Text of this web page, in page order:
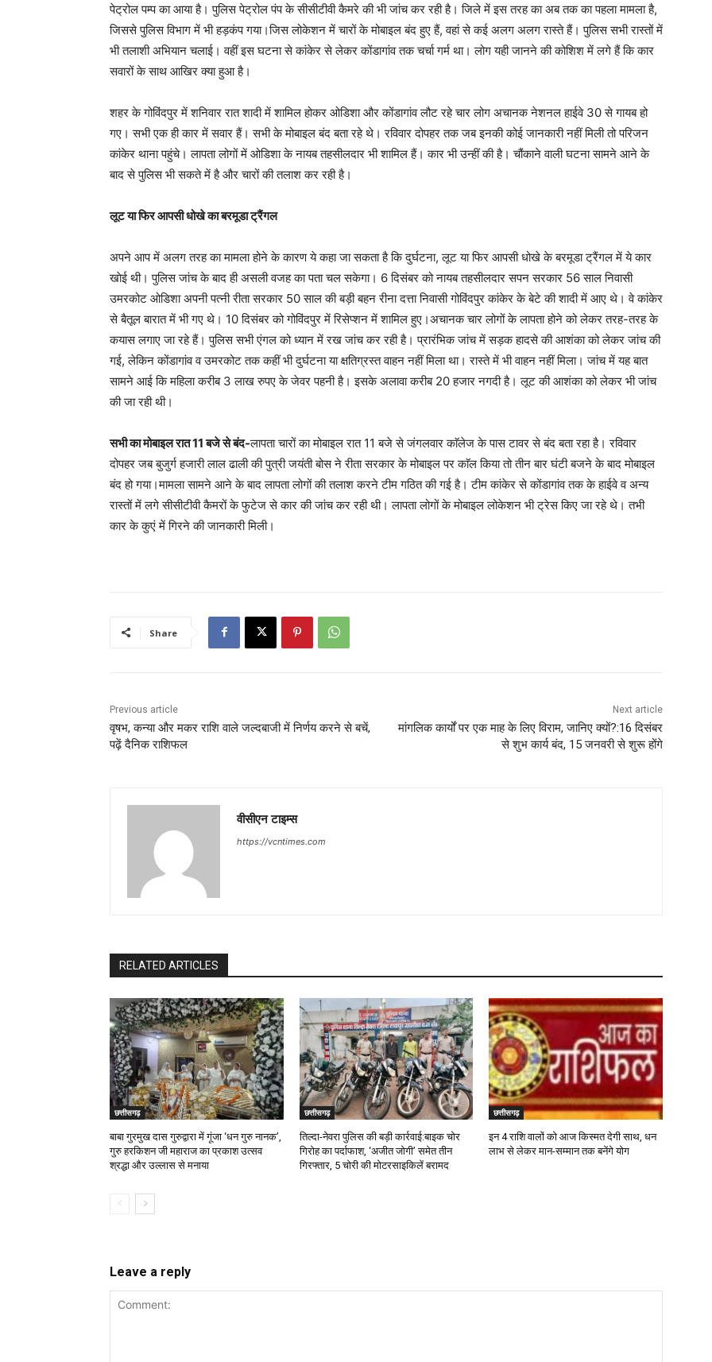
पेट्रोल पम्प का आया है। पुलिस पेट्रोल पंप के सीसीटीवी कैमरे की भी जांच कर रही है। जिले में इस तरह का अब तक का पहला मामला है,
जिससे पुलिस विभाग में भी हड़कंप गया।जिस लोकेशन में चारों के मोबाइल बंद हुए हैं, वहां से कई अलग अलग रास्ते हैं। पुलिस सभी रास्तों में
भी तलाशी अभियान चलाई। वहीं इस घटना से कांकेर से लेकर कोंडागांव तक चर्चा गर्म था। लोग यही जानने की कोशिश में लगे हैं कि कार
सवारों के साथ आखिर क्या हुआ है।
शहर के गोविंदपुर में शनिवार रात शादी में शामिल होकर ओडिशा और कोंडागांव लौट रहे चार लोग अचानक नेशनल हाईवे 30 से गायब हो
गए। सभी एक ही कार में सवार हैं। सभी के मोबाइल बंद बता रहे थे। रविवार दोपहर तक जब इनकी कोई जानकारी नहीं मिली तो परिजन
कांकेर थाना पहुंचे। लापता लोगों में ओडिशा के नायब तहसीलदार भी शामिल हैं। कार भी उन्हीं की है। चौंकाने वाली घटना सामने आने के
बाद से पुलिस भी सकते में है और चारों की तलाश कर रही है।
लूट या फिर आपसी धोखे का बरमूडा ट्रैंगल
अपने आप में अलग तरह का मामला होने के कारण ये कहा जा सकता है कि दुर्घटना, लूट या फिर आपसी धोखे के बरमूडा ट्रैंगल में ये कार
खाेई थी। पुलिस जांच के बाद ही असली वजह का पता चल सकेगा। 6 दिसंबर को नायब तहसीलदार सपन सरकार 56 साल निवासी
उमरकोट ओडिशा अपनी पत्नी रीता सरकार 50 साल की बड़ी बहन रीना दत्ता निवासी गोविंदपुर कांकेर के बेटे की शादी में आए थे। वे कांकेर
से बैतूल बारात में भी गए थे। 10 दिसंबर को गोविंदपुर में रिसेप्शन में शामिल हुए।अचानक चार लोगों के लापता होने को लेकर तरह-तरह के
कयास लगाए जा रहे हैं। पुलिस सभी एंगल को ध्यान में रख जांच कर रही है। प्रारंभिक जांच में सड़क हादसे की आशंका को लेकर जांच की
गई, लेकिन कोंडागांव व उमरकोट तक कहीं भी दुर्घटना या क्षतिग्रस्त वाहन नहीं मिला था। रास्ते में भी वाहन नहीं मिला। जांच में यह बात
सामने आई कि महिला करीब 3 लाख रुपए के जेवर पहनी है। इसके अलावा करीब 20 हजार नगदी है। लूट की आशंका को लेकर भी जांच
की जा रही थी।
सभी का मोबाइल रात11बजे से बंद-लापता चारों का मोबाइल रात 11 बजे से जंगलवार काॅलेज के पास टावर से बंद बता रहा है। रविवार
दोपहर जब बुजुर्ग हजारी लाल ढाली की पुत्री जयंती बोस ने रीता सरकार के मोबाइल पर काॅल किया तो तीन बार घंटी बजने के बाद मोबाइल
बंद हो गया।मामला सामने आने के बाद लापता लोगों की तलाश करने टीम गठित की गई है। टीम कांकेर से कोंडागांव तक के हाईवे व अन्य
रास्तों में लगे सीसीटीवी कैमरों के फुटेज से कार की जांच कर रही थी। लापता लोगों के मोबाइल लोकेशन भी ट्रेस किए जा रहे थे। तभी
कार के कुएं में गिरने की जानकारी मिली।
Share
Previous article
वृषभ, कन्या और मकर राशि वाले जल्दबाजी में निर्णय करने से बचें,
पढ़ें दैनिक राशिफल
Next article
मांगलिक कार्यों पर एक माह के लिए विराम, जानिए क्यों?:16 दिसंबर
से शुभ कार्य बंद, 15 जनवरी से शुरू होंगे
वीसीएन टाइम्स
https://vcntimes.com
RELATED ARTICLES
छत्तीसगढ़
बाबा गुरमुख दास गुरुद्वारा में गूंजा ‘धन गुरु नानक’,
गुरु हरकिशन जी महाराज का प्रकाश उत्सव
श्रद्धा और उल्लास से मनाया
छत्तीसगढ़
तिल्दा-नेवरा पुलिस की बड़ी कार्रवाई:बाइक चोर
गिरोह का पर्दाफाश, ‘अजीत जोगी’ समेत तीन
गिरफ्तार, 5 चोरी की मोटरसाइकिलें बरामद
छत्तीसगढ़
इन 4 राशि वालों को आज किस्मत देगी साथ, धन
लाभ से लेकर मान-सम्मान तक बनेंगे योग
Leave a reply